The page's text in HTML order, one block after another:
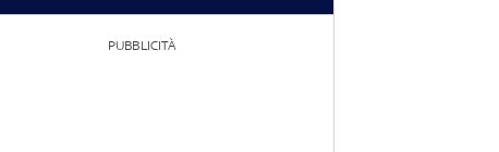
PUBBLICITÀ